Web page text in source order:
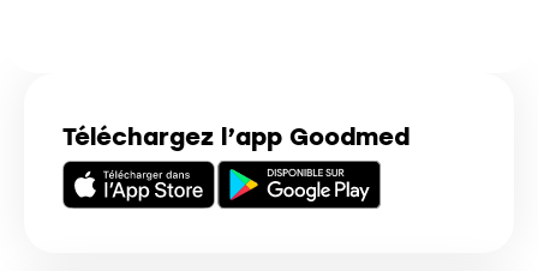
Téléchargez l’app Goodmed